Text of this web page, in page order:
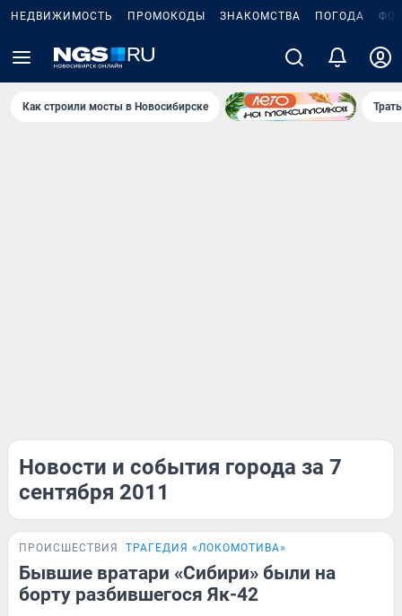
НЕДВИЖИМОСТЬ ПРОМОКОДЫ ЗНАКОМСТВА ПОГОДА
Как строили мосты в Новосибирске
Новости и события города за 7
сентября 2011
ПРОИСШЕСТВИЯ ТРАГЕДИЯ «ЛОКОМОТИВА»
Бывшие вратари «Сибири» были на
борту разбившегося Як-42